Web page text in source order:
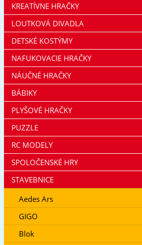
KREATÍVNE HRAČKY
LOUTKOVÁ DIVADLA
DETSKÉ KOSTÝMY
NAFUKOVACIE HRAČKY
NÁUČNÉ HRAČKY
BÁBIKY
PLYŠOVÉ HRAČKY
PUZZLE
RC MODELY
SPOLOČENSKÉ HRY
STAVEBNICE
Aedes Ars
GIGO
Blok